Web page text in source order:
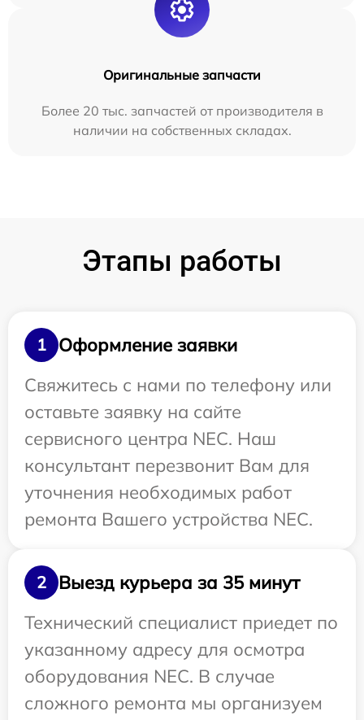
Оригинальные запчасти
Более 20 тыс. запчастей от производителя в
наличии на собственных складах.
Этапы работы
1
Оформление заявки
Свяжитесь с нами по телефону или
оставьте заявку на сайте
сервисного центра NEC. Наш
консультант перезвонит Вам для
уточнения необходимых работ
ремонта Вашего устройства NEC.
2
Выезд курьера за 35 минут
Технический специалист приедет по
указанному адресу для осмотра
оборудования NEC. В случае
сложного ремонта мы организуем